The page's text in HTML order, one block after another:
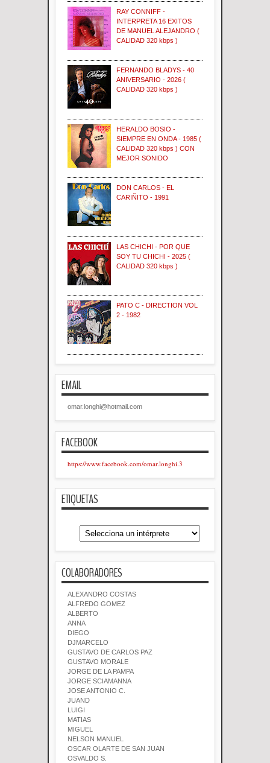
RAY CONNIFF -
INTERPRETA 16 EXITOS
DE MANUEL ALEJANDRO (
CALIDAD 320 kbps )
FERNANDO BLADYS - 40
ANIVERSARIO - 2026 (
CALIDAD 320 kbps )
HERALDO BOSIO -
SIEMPRE EN ONDA - 1985 (
CALIDAD 320 kbps ) CON
MEJOR SONIDO
DON CARLOS - EL
CARIÑITO - 1991
LAS CHICHI - POR QUE
SOY TU CHICHI - 2025 (
CALIDAD 320 kbps )
PATO C - DIRECTION VOL
2 - 1982
EMAIL
omar.longhi@hotmail.com
FACEBOOK
https://www.facebook.com/omar.longhi.3
ETIQUETAS
COLABORADORES
ALEXANDRO COSTAS
ALFREDO GOMEZ
ALBERTO
ANNA
DIEGO
DJMARCELO
GUSTAVO DE CARLOS PAZ
GUSTAVO MORALE
JORGE DE LA PAMPA
JORGE SCIAMANNA
JOSE ANTONIO C.
JUAND
LUIGI
MATIAS
MIGUEL
NELSON MANUEL
OSCAR OLARTE DE SAN JUAN
OSVALDO S.